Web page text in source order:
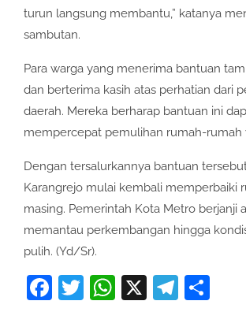
turun langsung membantu,” katanya
sambutan.
Para warga yang menerima bantuan
dan berterima kasih atas perhatian dari
daerah. Mereka berharap bantuan ini
mempercepat pemulihan rumah-rumah
Dengan tersalurkannya bantuan
Karangrejo mulai kembali memperbaiki
masing. Pemerintah Kota Metro berjanji
memantau perkembangan hingga
pulih. (Yd/Sr).
Facebook
Twitter
WhatsApp
X